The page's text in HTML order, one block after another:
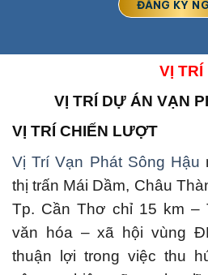
VỊ TRÍ
VỊ TRÍ DỰ ÁN VẠN
VỊ TRÍ CHIẾN LƯỢT
Vị Trí Vạn Phát Sông Hậu
thị trấn Mái Dầm, Châu
Tp. Cần Thơ chỉ 15 km –
văn hóa – xã hội vùng
thuận lợi trong việc thu